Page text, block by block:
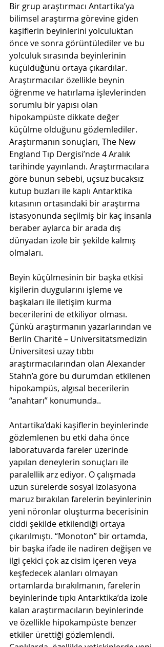
Bir grup araştırmacı Antartika’ya
bilimsel araştırma görevine giden
kaşiflerin beyinlerini yolculuktan
önce ve sonra görüntülediler ve bu
yolculuk sırasında beyinlerinin
küçüldüğünü ortaya çıkardılar.
Araştırmacılar özellikle beynin
öğrenme ve hatırlama işlevlerinden
sorumlu bir yapısı olan
hipokampüste dikkate değer
küçülme olduğunu gözlemlediler.
Araştırmanın sonuçları, The New
England Tıp Dergisi’nde 4 Aralık
tarihinde yayınlandı. Araştırmacılara
göre bunun sebebi, uçsuz bucaksız
kutup buzları ile kaplı Antarktika
kıtasının ortasındaki bir araştırma
istasyonunda seçilmiş bir kaç insanla
beraber aylarca bir arada dış
dünyadan izole bir şekilde kalmış
olmaları.
Beyin küçülmesinin bir başka etkisi
kişilerin duygularını işleme ve
başkaları ile iletişim kurma
becerilerini de etkiliyor olması.
Çünkü araştırmanın yazarlarından ve
Berlin Charité – Universitätsmedizin
Üniversitesi uzay tıbbı
araştırmacılarından olan Alexander
Stahn’a göre bu durumdan etkilenen
hipokampüs, algısal becerilerin
“anahtarı” konumunda..
Antartika’daki kaşiflerin beyinlerinde
gözlemlenen bu etki daha önce
laboratuvarda fareler üzerinde
yapılan deneylerin sonuçları ile
paralellik arz ediyor. O çalışmada
uzun sürelerde sosyal izolasyona
maruz bırakılan farelerin beyinlerinin
yeni nöronlar oluşturma becerisinin
ciddi şekilde etkilendiği ortaya
çıkarılmıştı. “Monoton” bir ortamda,
bir başka ifade ile nadiren değişen ve
ilgi çekici çok az cisim içeren veya
keşfedecek alanları olmayan
ortamlarda bırakılmanın, farelerin
beyinlerinde tıpkı Antarktika’da izole
kalan araştırmacıların beyinlerinde
ve özellikle hipokampüste benzer
etkiler ürettiği gözlemlendi.